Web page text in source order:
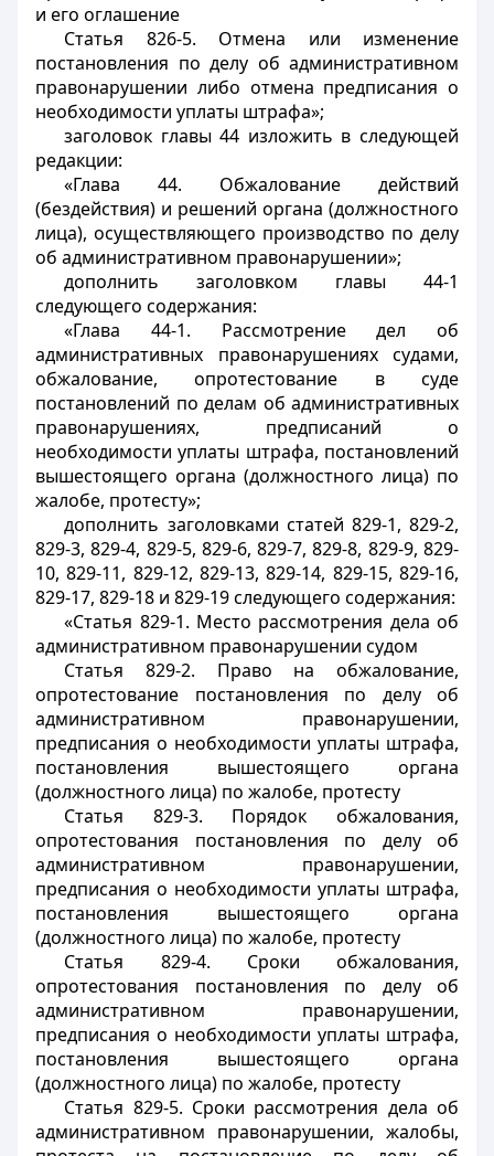
и его оглашение
Статья 826-5. Отмена или изменение
постановления по делу об административном
правонарушении либо отмена предписания о
необходимости уплаты штрафа»;
заголовок главы 44 изложить в следующей
редакции:
«Глава 44. Обжалование действий
(бездействия) и решений органа (должностного
лица), осуществляющего производство по делу
об административном правонарушении»;
дополнить заголовком главы 44-1
следующего содержания:
«Глава 44-1. Рассмотрение дел об
административных правонарушениях судами,
обжалование, опротестование в суде
постановлений по делам об административных
правонарушениях, предписаний о
необходимости уплаты штрафа, постановлений
вышестоящего органа (должностного лица) по
жалобе, протесту»;
дополнить заголовками статей 829-1, 829-2,
829-3, 829-4, 829-5, 829-6, 829-7, 829-8, 829-9, 829-
10, 829-11, 829-12, 829-13, 829-14, 829-15, 829-16,
829-17, 829-18 и 829-19 следующего содержания:
«Статья 829-1. Место рассмотрения дела об
административном правонарушении судом
Статья 829-2. Право на обжалование,
опротестование постановления по делу об
административном правонарушении,
предписания о необходимости уплаты штрафа,
постановления вышестоящего органа
(должностного лица) по жалобе, протесту
Статья 829-3. Порядок обжалования,
опротестования постановления по делу об
административном правонарушении,
предписания о необходимости уплаты штрафа,
постановления вышестоящего органа
(должностного лица) по жалобе, протесту
Статья 829-4. Сроки обжалования,
опротестования постановления по делу об
административном правонарушении,
предписания о необходимости уплаты штрафа,
постановления вышестоящего органа
(должностного лица) по жалобе, протесту
Статья 829-5. Сроки рассмотрения дела об
административном правонарушении, жалобы,